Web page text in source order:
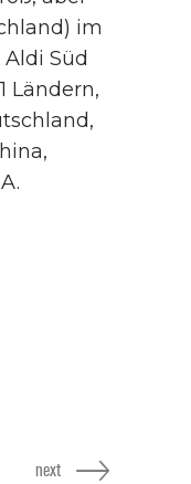
im
Süd
Ländern,
next